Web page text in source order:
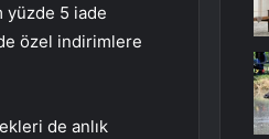
yüzde 5 iade
özel indirimlere
de anlık